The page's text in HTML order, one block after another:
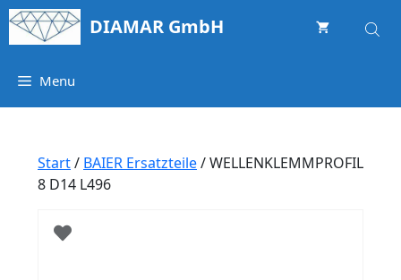
Springe
zum
DIAMAR GmbH
Menu
Start/ BAIER Ersatzteile/ WELLENKLEMMPROFIL
8 D14 L496